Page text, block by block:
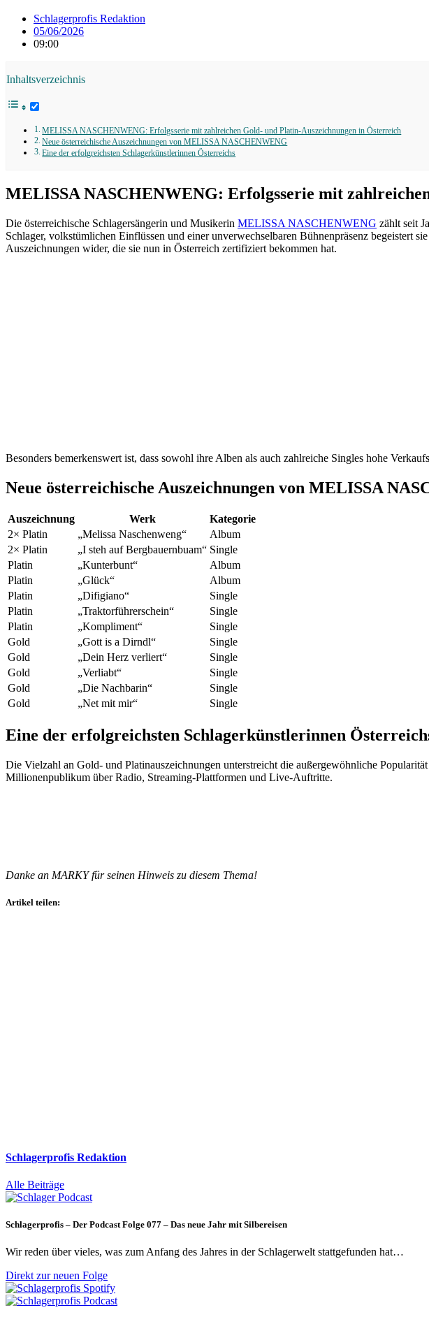
Schlagerprofis Redaktion
05/06/2026
09:00
Inhaltsverzeichnis
MELISSA NASCHENWENG: Erfolgsserie mit zahlreichen Gold- und Platin-Auszeichnungen in Österreich
Neue österreichische Auszeichnungen von MELISSA NASCHENWENG
Eine der erfolgreichsten Schlagerkünstlerinnen Österreichs
MELISSA NASCHENWENG: Erfolgsserie mit
Die österreichische Schlagersängerin und Musikerin MELISSA NASCHENWENG zählt seit
Schlager, volkstümlichen Einflüssen und einer unverwechselbaren Bühnenpräsenz begeistert
Auszeichnungen wider, die sie nun in Österreich zertifiziert bekommen hat.
Besonders bemerkenswert ist, dass sowohl ihre Alben als auch zahlreiche Singles hohe
Neue österreichische Auszeichnungen von MELISSA
Auszeichnung Werk
Kategorie
2× Platin
„Melissa Naschenweng“
Album
2× Platin
„I steh auf Bergbauernbuam“ Single
Platin
„Kunterbunt“
Album
Platin
„Glück“
Album
Platin
„Difigiano“
Single
Platin
„Traktorführerschein“
Single
Platin
„Kompliment“
Single
Gold
„Gott is a Dirndl“
Single
Gold
„Dein Herz verliert“
Single
Gold
„Verliabt“
Single
Gold
„Die Nachbarin“
Single
Gold
„Net mit mir“ Single
Eine der erfolgreichsten Schlagerkünstlerinnen
Die Vielzahl an Gold- und Platinauszeichnungen unterstreicht die außergewöhnliche
Millionenpublikum über Radio, Streaming-Plattformen und Live-Auftritte.
Danke an MARKY für seinen Hinweis zu diesem Thema!
Artikel teilen:
Schlagerprofis Redaktion
Alle Beiträge
Schlagerprofis – Der Podcast Folge 077 – Das neue Jahr mit Silbereisen
Wir reden über vieles, was zum Anfang des Jahres in der Schlagerwelt stattgefunden hat…
Direkt zur neuen Folge